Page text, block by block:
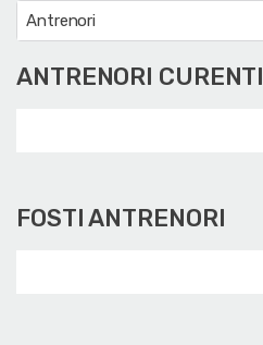
Antrenori
ANTRENORI CURENTI
FOSTI ANTRENORI